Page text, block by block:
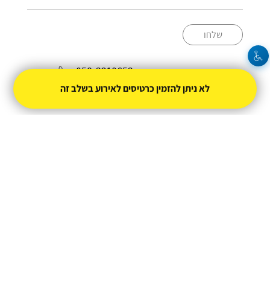
שלחו
058-3210653
k0583210653@gmail.com
לא ניתן להזמין כרטיסים לאירוע בשלב זה